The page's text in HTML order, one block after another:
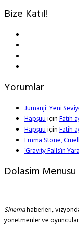
Bize Katıl!
Yorumlar
Jumanji: Yeni
HapşuuiçinFatih
HapşuuiçinFatih
Emma Stone,
‘Gravity Falls’ın
Dolasim Menusu
Sinemahaberleri,
yönetmenler ve